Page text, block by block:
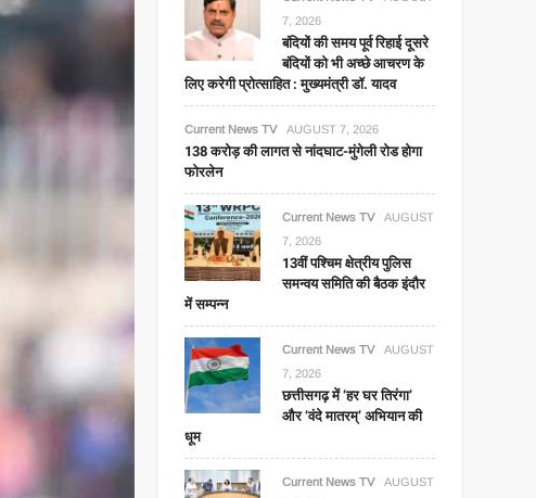
7, 2026
बंदियों की समय पूर्व रिहाई दूसरे
बंदियों को भी अच्छे आचरण के
लिए करेगी प्रोत्साहित : मुख्यमंत्री डॉ. यादव
Current News TV AUGUST 7, 2026
138 करोड़ की लागत से नांदघाट-मुंगेली रोड होगा
फोरलेन
Current News TV
AUGUST
7, 2026
13वीं पश्चिम क्षेत्रीय पुलिस
समन्वय समिति की बैठक इंदौर
में सम्पन्न
Current News TV
AUGUST
7, 2026
छत्तीसगढ़ में ‘हर घर तिरंगा’
और ‘वंदे मातरम्’ अभियान की
धूम
Current News TV
AUGUST